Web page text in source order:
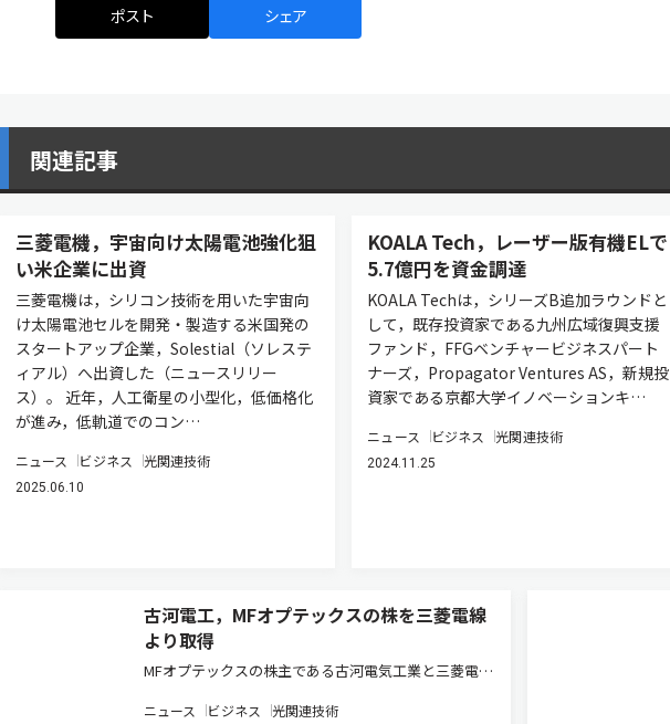
ポスト シェア
関連記事
三菱電機，宇宙向け太陽電池強化狙
い米企業に出資
三菱電機は，シリコン技術を用いた宇宙向
け太陽電池セルを開発・製造する米国発の
スタートアップ企業，Solestial（ソレステ
ィアル）へ出資した（ニュースリリー
ス）。 近年，人工衛星の小型化，低価格化
が進み，低軌道でのコン…
ニュース ビジネス 光関連技術
2025.06.10
KOALA Tech，レーザー版有機ELで
5.7億円を資金調達
KOALA Techは，シリーズB追加ラウンドと
して，既存投資家である九州広域復興支援
ファンド，FFGベンチャービジネスパート
ナーズ，Propagator Ventures AS，新規投
資家である京都大学イノベーションキ…
ニュース ビジネス 光関連技術
2024.11.25
古河電工，MFオプテックスの株を三菱電線
より取得
MFオプテックスの株主である古河電気工業と三菱電線
取得する株式譲渡契約を締結した（ニュースリリー
ニュース ビジネス 光関連技術